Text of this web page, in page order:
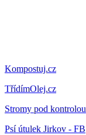
Kompostuj.cz
TřídímOlej.cz
Stromy pod kontrolou
Psí útulek Jirkov - FB